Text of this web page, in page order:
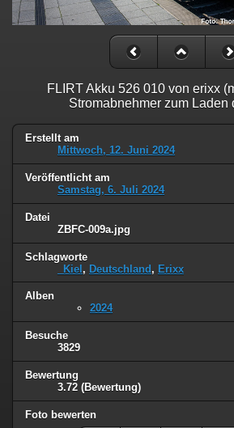
FLIRT Akku 526 010 von erixx
Stromabnehmer zum Laden
Erstellt am
Mittwoch, 12. Juni 2024
Veröffentlicht am
Samstag, 6. Juli 2024
Datei
ZBFC-009a.jpg
Schlagworte
_Kiel, Deutschland, Erixx
Alben
2024
Besuche
3829
Bewertung
3.72 (Bewertung)
Foto bewerten